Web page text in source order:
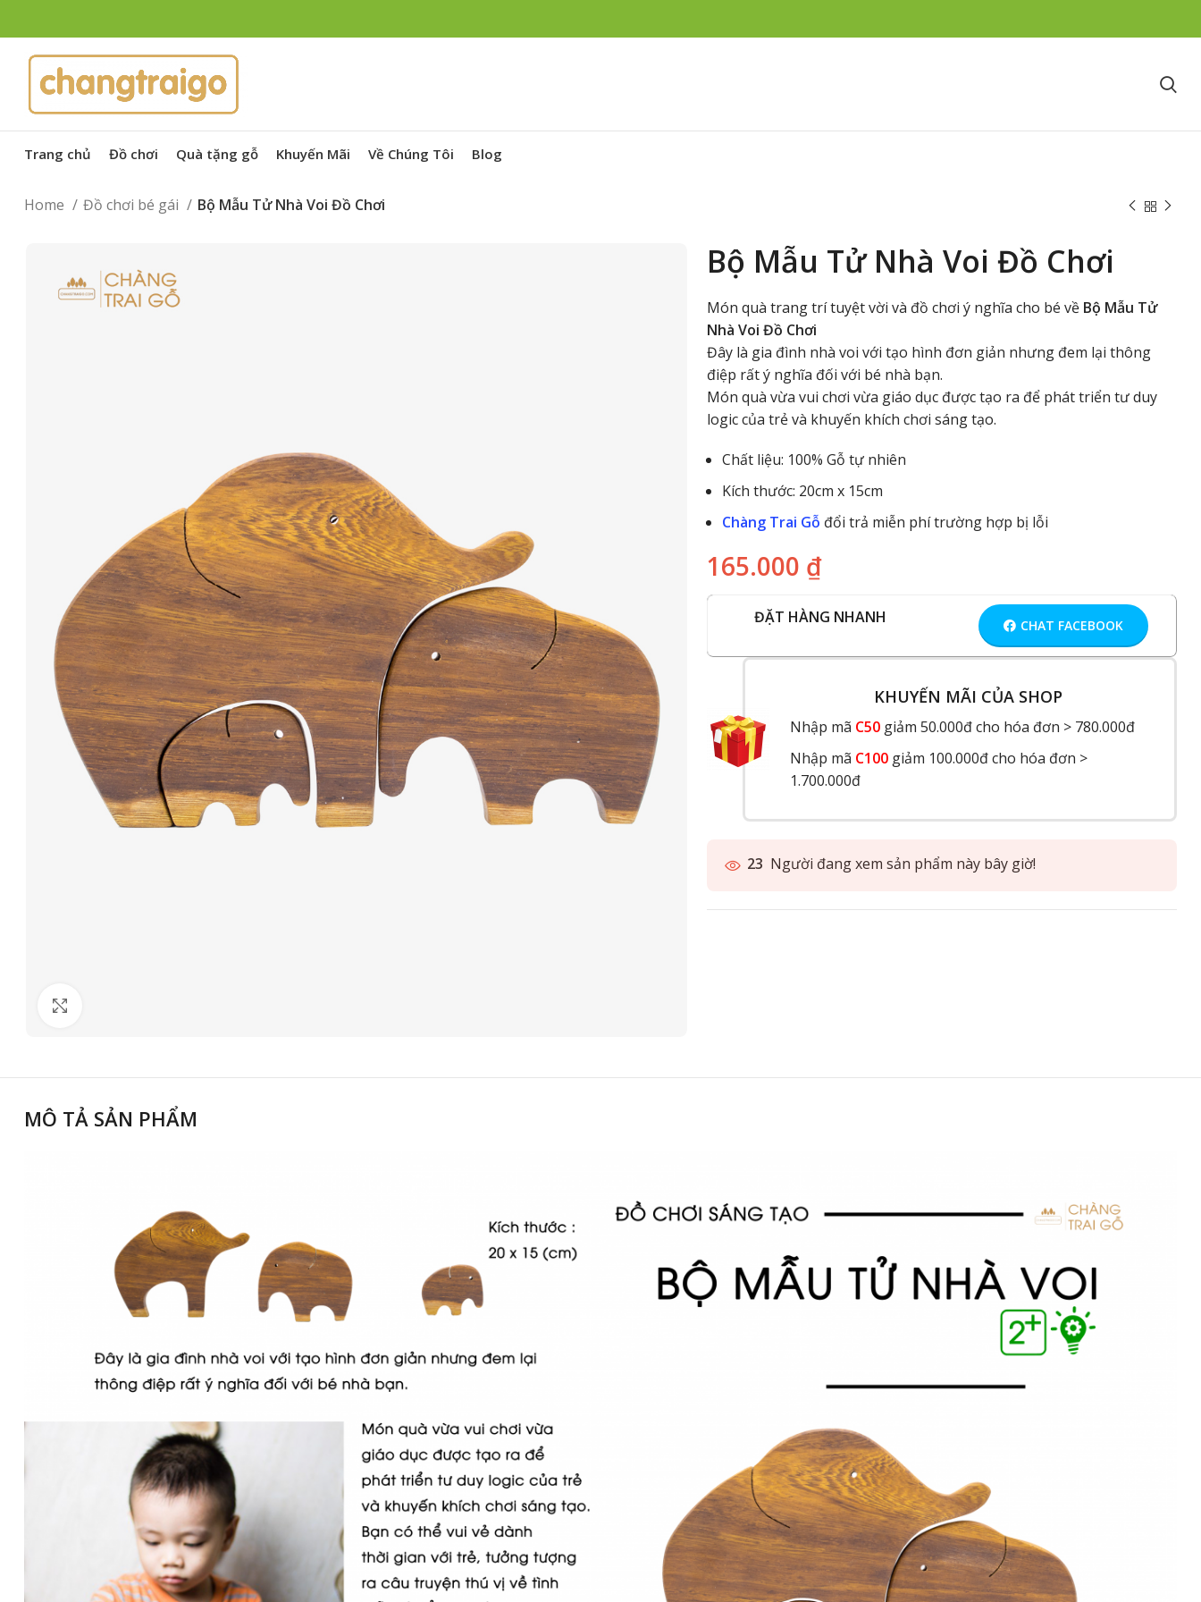
Trang chủ Đồ chơi Quà tặng gỗ Khuyến Mãi Về Chúng Tôi Blog
Home Đồ chơi bé gái Bộ Mẫu Tử Nhà Voi Đồ Chơi
Bộ Mẫu Tử Nhà Voi Đồ Chơi
Món quà trang trí tuyệt vời và đồ chơi ý nghĩa cho bé vềBộ Mẫu Tử
Nhà Voi Đồ Chơi
Đây là gia đình nhà voi với tạo hình đơn giản nhưng đem lại thông
điệp rất ý nghĩa đối với bé nhà bạn.
Món quà vừa vui chơi vừa giáo dục được tạo ra để phát triển tư duy
logic của trẻ và khuyến khích chơi sáng tạo.
Chất liệu: 100% Gỗ tự nhiên
Kích thước: 20cm x 15cm
Chàng Trai Gỗ đổi trả miễn phí trường hợp bị lỗi
165.000 ₫
ĐẶT HÀNG NHANH CHAT FACEBOOK
KHUYẾN MÃI CỦA SHOP
Nhập mã C50giảm 50.000đ cho hóa đơn > 780.000đ
Nhập mã C100giảm 100.000đ cho hóa đơn >
1.700.000đ
23 Người đang xem sản phẩm này bây giờ!
MÔ TẢ SẢN PHẨM